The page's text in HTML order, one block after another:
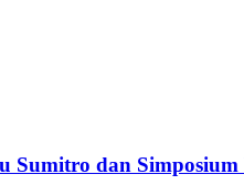
Sumitro dan